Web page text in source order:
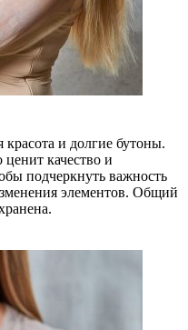
и долгие бутоны.
качество и
подчеркнуть важность
элементов. Общий